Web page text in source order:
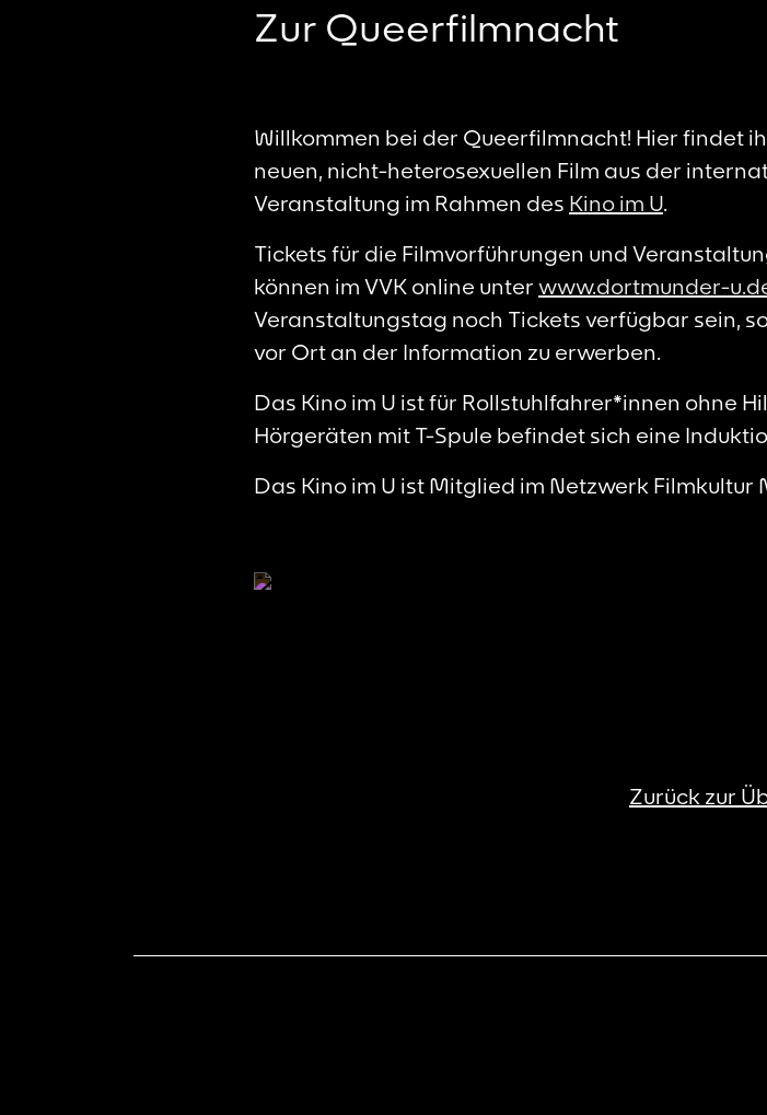
Zur Queerfilmnacht
Willkommen bei der Queerfilmnacht! Hier findet
neuen, nicht-heterosexuellen Film aus der
Veranstaltung im Rahmen des Kino im U.
Tickets für die Filmvorführungen und
können im VVK online unter www.dortmunder-
Veranstaltungstag noch Tickets verfügbar sein,
vor Ort an der Information zu erwerben.
Das Kino im U ist für Rollstuhlfahrer*innen ohne
Hörgeräten mit T-Spule befindet sich eine
Das Kino im U ist Mitglied im Netzwerk Filmkultur
Zurück zur